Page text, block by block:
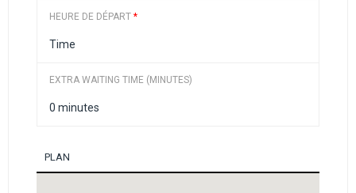
HEURE DE DÉPART *
EXTRA WAITING TIME (MINUTES)
PLAN